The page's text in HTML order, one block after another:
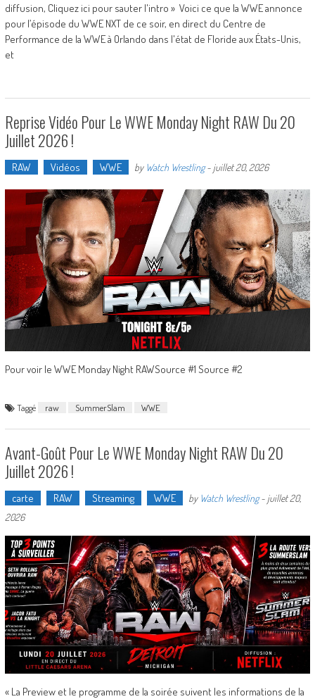
diffusion, Cliquez ici pour sauter l'intro » Voici ce que la WWE annonce
pour l’épisode du WWE NXT de ce soir, en direct du Centre de
Performance de la WWE à Orlando dans l'état de Floride aux États-Unis,
et
Reprise Vidéo Pour Le WWE Monday Night RAW Du 20
Juillet 2026 !
RAW Vidéos WWE by Watch Wrestling- juillet 20, 2026
Pour voir le WWE Monday Night RAWSource #1 Source #2
Taggé raw SummerSlam WWE
Avant-Goût Pour Le WWE Monday Night RAW Du 20
Juillet 2026 !
carte RAW Streaming WWE by Watch Wrestling- juillet 20,
2026
« La Preview et le programme de la soirée suivent les informations de la